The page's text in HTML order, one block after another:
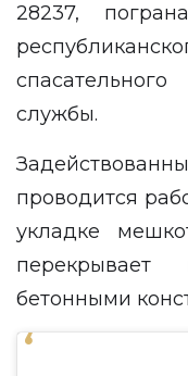
28237,
службы.
проводится
укладке
бетонными